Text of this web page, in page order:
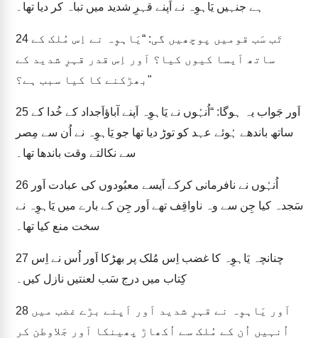
ہے جنہیں یَاہوِہ نے اَپنے قہرِ شدید میں تباہ کر دیا تھا۔
24
ساتھ اَیسا کیوں کیا؟ اَور اِس قدر قہرِ شدید کے
بھڑکنے کا کیا سبب ہے؟"
25
ساتھ باندھے ہُوئے عہد کو توڑ دیا تھا جو یَاہوِہ نے اُن سے مِصر
سے نکالتے وقت باندھا تھا۔
26
سَجدہ کیا جِن سے وہ ناواقِف تھے اَور جِن کے بارے میں یَاہوِہ نے
سخت منع کیا تھا۔
27
کِتاب میں درج سَب لعنتیں نازل کیں۔
28
اُنہیں اُن کے مُلک سے اُکھاڑ پھینکا اَور جَلاوطن کر